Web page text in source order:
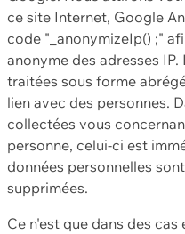
ce site Internet, Google
code "_anonymizeIp() ;"
anonyme des adresses
traitées sous forme
lien avec des personnes.
collectées vous
personne, celui-ci est
données personnelles
supprimées.
Ce n'est que dans des